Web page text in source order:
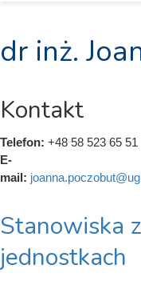
dr inż.
Kontakt
Telefon: +48 58 523 65 51
E-
mail:
Stanowiska
jednostkach